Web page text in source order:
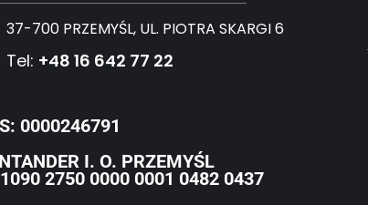
37-700 PRZEMYŚL, UL. PIOTRA SKARGI 6
Tel: +48 16 642 77 22
0000246791
I. O. PRZEMYŚL
2750 0000 0001 0482 0437